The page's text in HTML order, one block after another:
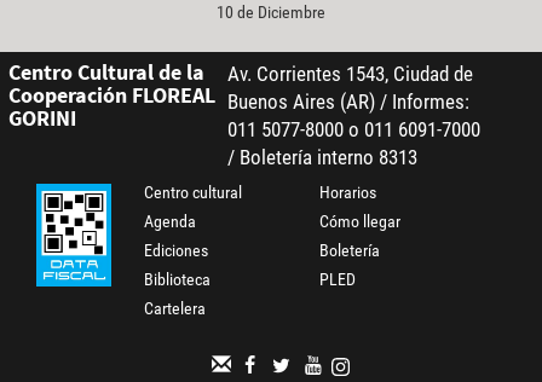
10 de Diciembre
Centro Cultural de la
Cooperación FLOREAL
GORINI
Av. Corrientes 1543, Ciudad de
Buenos Aires (AR) / Informes:
011 5077-8000 o 011 6091-7000
/ Boletería interno 8313
Centro cultural
Agenda
Ediciones
Biblioteca
Cartelera
Horarios
Cómo llegar
Boletería
PLED